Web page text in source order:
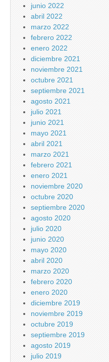
junio 2022
abril 2022
marzo 2022
febrero 2022
enero 2022
diciembre 2021
noviembre 2021
octubre 2021
septiembre 2021
agosto 2021
julio 2021
junio 2021
mayo 2021
abril 2021
marzo 2021
febrero 2021
enero 2021
noviembre 2020
octubre 2020
septiembre 2020
agosto 2020
julio 2020
junio 2020
mayo 2020
abril 2020
marzo 2020
febrero 2020
enero 2020
diciembre 2019
noviembre 2019
octubre 2019
septiembre 2019
agosto 2019
julio 2019